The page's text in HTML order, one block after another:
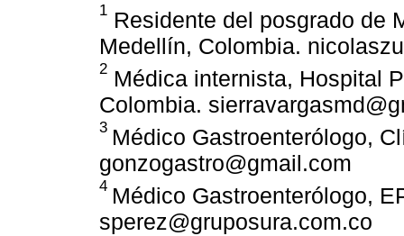
1 Residente del posgrado de
Medellín, Colombia.
2 Médica internista, Hospital
Colombia.
3 Médico Gastroenterólogo,
gonzogastro@gmail.com
4 Médico Gastroenterólogo,
sperez@gruposura.com.co